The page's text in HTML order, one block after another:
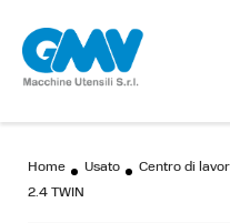
Home Usato
Centro di
2.4 TWIN